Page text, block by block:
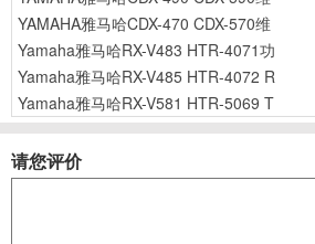
YAMAHA雅马哈CDX-470 CDX-570维
Yamaha雅马哈RX-V483 HTR-4071功
Yamaha雅马哈RX-V485 HTR-4072 R
Yamaha雅马哈RX-V581 HTR-5069 T
请您评价